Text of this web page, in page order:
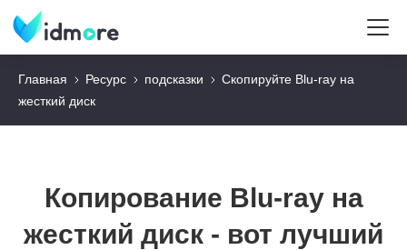
Главная Ресурс подсказки
Скопируйте Blu-ray на
жесткий диск
Копирование Blu-ray на
жесткий диск - вот лучший